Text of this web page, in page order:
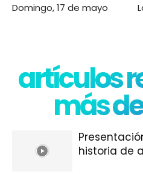
Domingo, 17 de mayo
artículos
más
historia de